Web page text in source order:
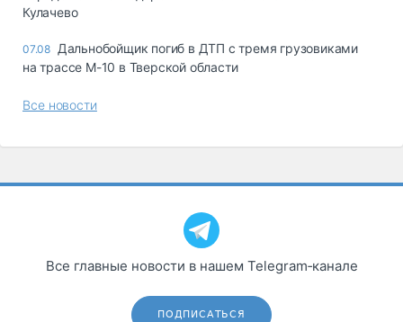
Кулачево
07.08 Дальнобойщик погиб в ДТП с тремя грузовиками
на трассе М-10 в Тверской области
Все новости
Все главные новости в нашем Telegram‑канале
ПОДПИСАТЬСЯ